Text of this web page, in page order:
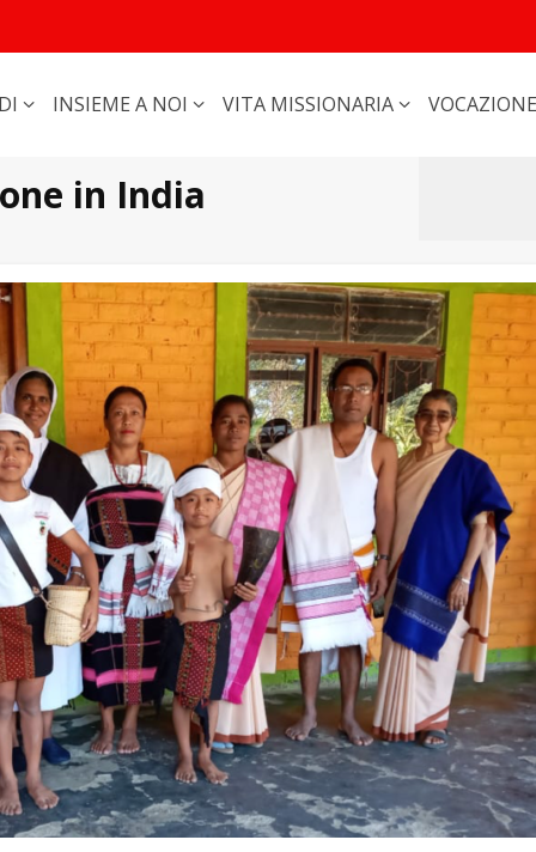
INSIEME A NOI VITA MISSIONARIA
in India